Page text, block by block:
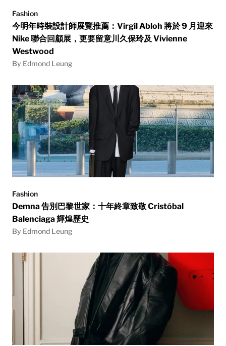
Fashion
今明年時裝設計師展覽推薦：Virgil Abloh 將於 9 月迎來
Nike 聯合回顧展，更要留意川久保玲及 Vivienne
Westwood
By Edmond Leung
Fashion
Demna 告別巴黎世家：十年終章致敬 Cristóbal
Balenciaga 輝煌歷史
By Edmond Leung